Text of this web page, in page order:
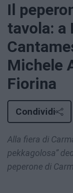
Il
tavola: a
Michele
Fiorina
Condividi
Alla fiera di
pekkagolosa”
peperone di